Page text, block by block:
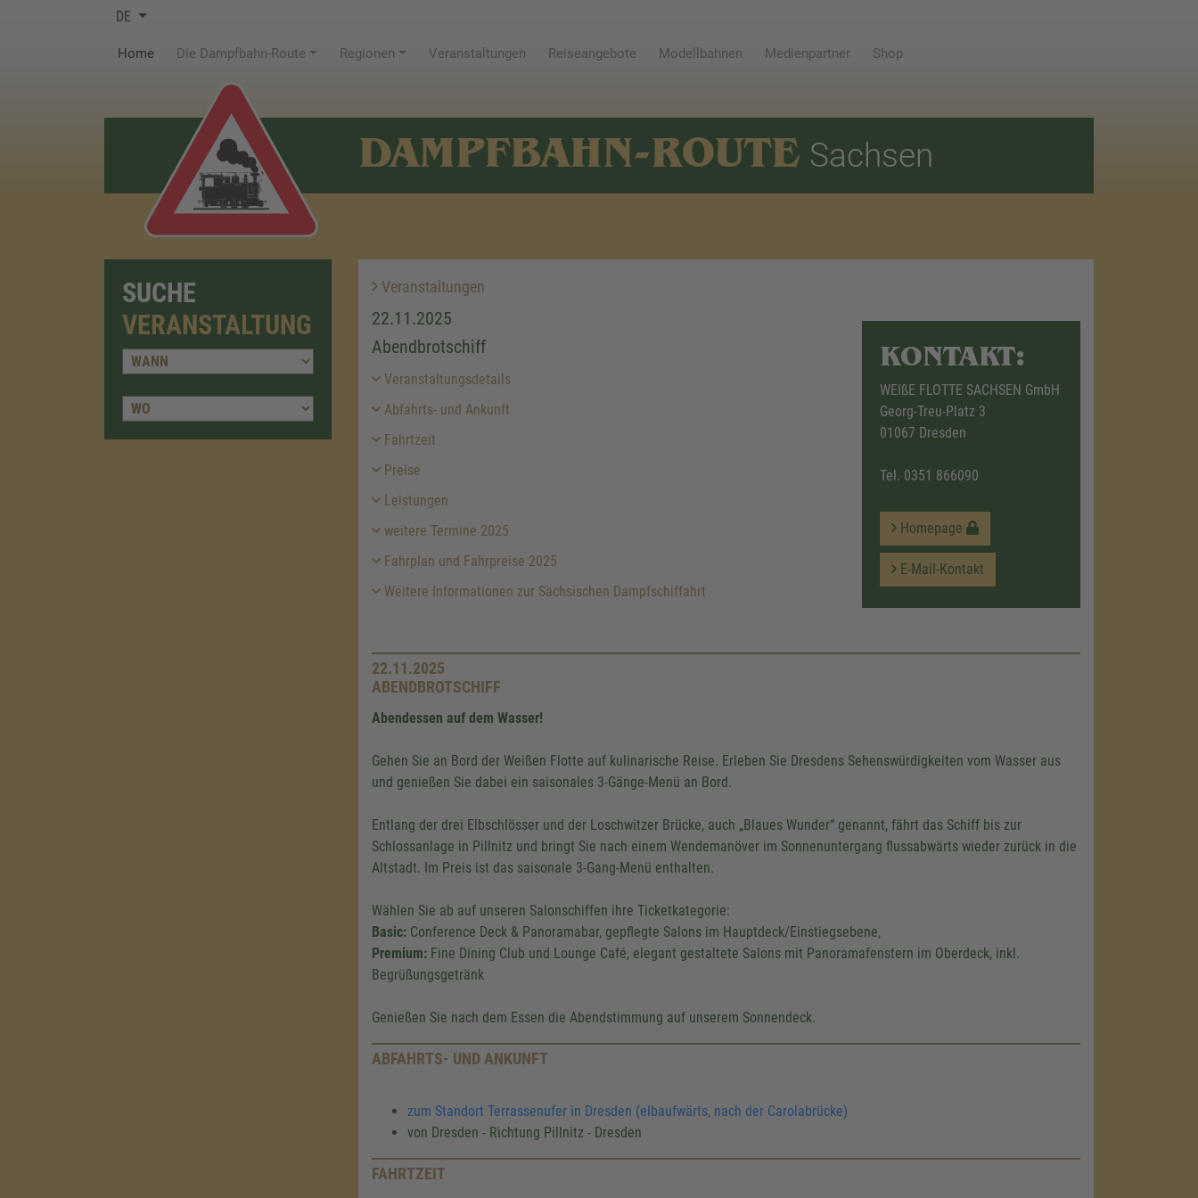
DE
Home(current)Die Dampfbahn-Route Regionen Veranstaltungen Reiseangebote Modellbahnen Medienpartner Shop
DAMPFBAHN-ROUTE Sachsen
SUCHE
VERANSTALTUNG
Veranstaltungen
22.11.2025
Abendbrotschiff
Veranstaltungsdetails
Abfahrts- und Ankunft
Fahrtzeit
Preise
Leistungen
weitere Termine 2025
Fahrplan und Fahrpreise 2025
Weitere Informationen zur Sächsischen Dampfschiffahrt
KONTAKT:
WEIßE FLOTTE SACHSEN GmbH
Georg-Treu-Platz 3
01067 Dresden
Tel. 0351 866090
Homepage
E-Mail-Kontakt
22.11.2025
ABENDBROTSCHIFF
Abendessen auf dem Wasser!
Gehen Sie an Bord der Weißen Flotte auf kulinarische Reise. Erleben Sie Dresdens Sehenswürdigkeiten vom Wasser aus
und genießen Sie dabei ein saisonales 3-Gänge-Menü an Bord.
Entlang der drei Elbschlösser und der Loschwitzer Brücke, auch „Blaues Wunder“ genannt, fährt das Schiff bis zur
Schlossanlage in Pillnitz und bringt Sie nach einem Wendemanöver im Sonnenuntergang flussabwärts wieder zurück in die
Altstadt. Im Preis ist das saisonale 3-Gang-Menü enthalten.
Wählen Sie ab auf unseren Salonschiffen ihre Ticketkategorie:
Basic: Conference Deck & Panoramabar, gepflegte Salons im Hauptdeck/Einstiegsebene,
Premium: Fine Dining Club und Lounge Café, elegant gestaltete Salons mit Panoramafenstern im Oberdeck, inkl.
Begrüßungsgetränk
Genießen Sie nach dem Essen die Abendstimmung auf unserem Sonnendeck.
ABFAHRTS- UND ANKUNFT
zum Standort Terrassenufer in Dresden (elbaufwärts, nach der Carolabrücke)
von Dresden - Richtung Pillnitz - Dresden
FAHRTZEIT